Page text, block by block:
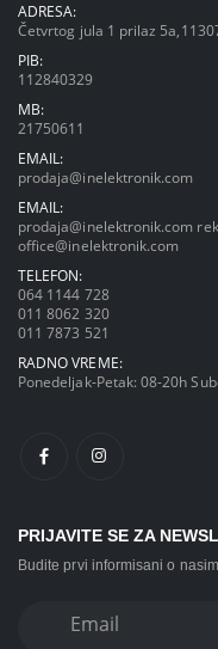
ADRESA:
Četvrtog jula 1 prilaz
PIB:
112840329
MB:
21750611
EMAIL:
prodaja@inelektronik.com
EMAIL:
prodaja@inelektronik.com
office@inelektronik.com
TELEFON:
064 1144 728
011 8062 320
011 7873 521
RADNO VREME:
Ponedeljak-Petak: 08-20h
PRIJAVITE SE ZA
Budite prvi informisani o